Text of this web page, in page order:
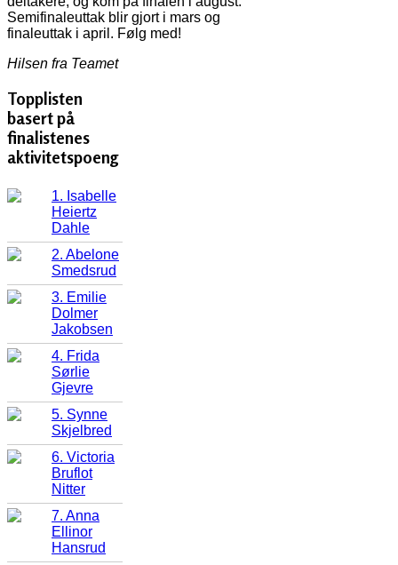
Semifinaleuttak blir gjort i mars og
finaleuttak i april. Følg med!
Hilsen fra Teamet
Topplisten
basert på
finalistenes
aktivitetspoeng
1. Isabelle
Heiertz
Dahle
2. Abelone
Smedsrud
3. Emilie
Dolmer
Jakobsen
4. Frida
Sørlie
Gjevre
5. Synne
Skjelbred
6. Victoria
Bruflot
Nitter
7. Anna
Ellinor
Hansrud